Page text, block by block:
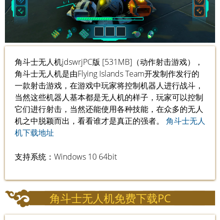
角斗士无人机jdswrjPC版 [531MB]（动作射击游戏），
角斗士无人机是由Flying Islands Team开发制作发行的
一款射击游戏，在游戏中玩家将控制机器人进行战斗，
当然这些机器人基本都是无人机的样子，玩家可以控制
它们进行射击，当然还能使用各种技能，在众多的无人
机之中脱颖而出，看看谁才是真正的强者。 角斗士无人
机下载地址
支持系统：Windows 10 64bit
角斗士无人机免费下载PC